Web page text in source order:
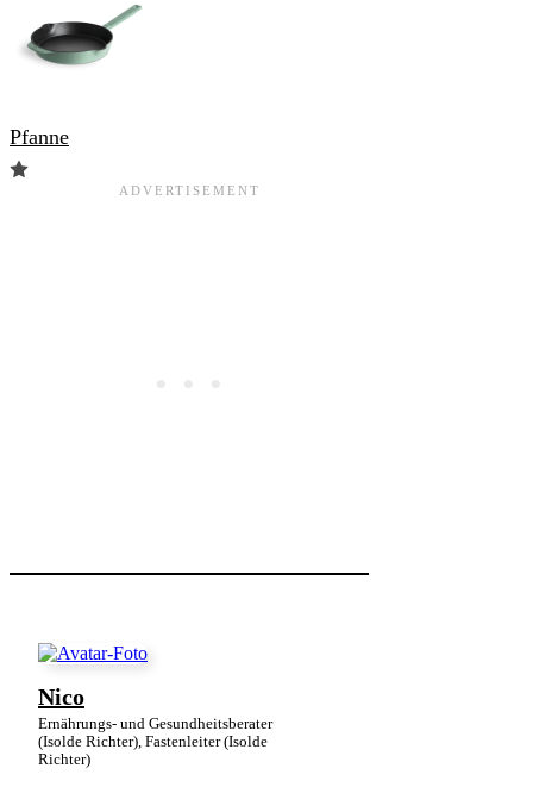
Pfanne
Nico
Ernährungs- und Gesundheitsberater
(Isolde Richter), Fastenleiter (Isolde
Richter)